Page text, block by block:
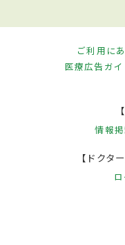
ご利用に
医療広告ガ
情報
【ドクタ